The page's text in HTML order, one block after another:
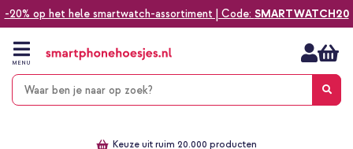
-20% op het hele smartwatch-assortiment | Code: SMARTWATCH20
naar
inhoud
MENU
Keuze uit ruim 20.000 producten